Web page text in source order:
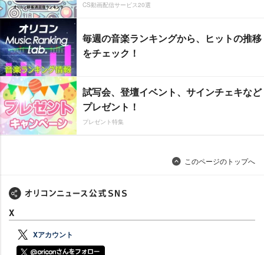
CS動画配信サービス20選
毎週の音楽ランキングから、ヒットの推移
をチェック！
試写会、登壇イベント、サインチェキなど
プレゼント！
プレゼント特集
このページのトップへ
X
Xアカウント